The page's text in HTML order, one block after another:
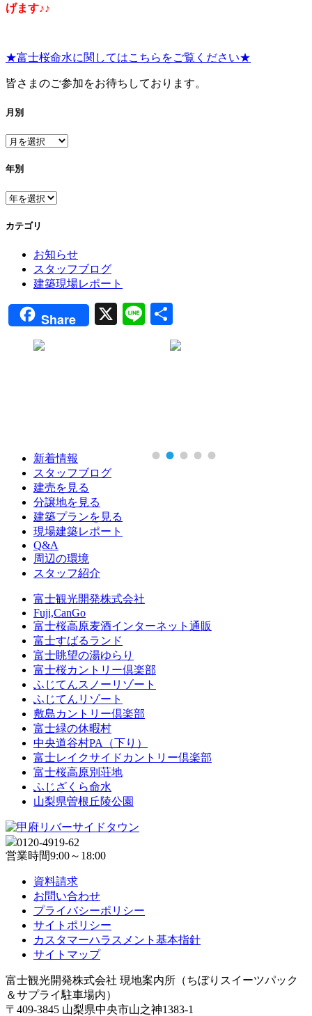
げます♪♪
★富士桜命水に関してはこちらをご覧ください★
皆さまのご参加をお待ちしております。
月別
年別
カテゴリ
お知らせ
スタッフブログ
建築現場レポート
Share X Line
有
新着情報
スタッフブログ
建売を見る
分譲地を見る
建築プランを見る
現場建築レポート
Q&A
周辺の環境
スタッフ紹介
富士観光開発株式会社
Fuji,CanGo
富士桜高原麦酒インターネット通販
富士すばるランド
富士眺望の湯ゆらり
富士桜カントリー倶楽部
ふじてんスノーリゾート
ふじてんリゾート
敷島カントリー倶楽部
富士緑の休暇村
中央道谷村PA（下り）
富士レイクサイドカントリー倶楽部
富士桜高原別荘地
ふじざくら命水
山梨県曽根丘陵公園
0120-4919-62
営業時間9:00～18:00
資料請求
お問い合わせ
プライバシーポリシー
サイトポリシー
カスタマーハラスメント基本指針
サイトマップ
富士観光開発株式会社 現地案内所（ちぼりスイーツパック
＆サプライ駐車場内）
〒409-3845 山梨県中央市山之神1383-1